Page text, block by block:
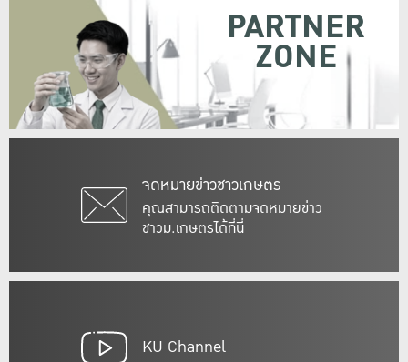
จดหมายข่าวชาวเกษตร
คุณสามารถติดตามจดหมายข่าว
ชาวม.เกษตรได้ที่นี่
PARTNER
ZONE
KU Channel